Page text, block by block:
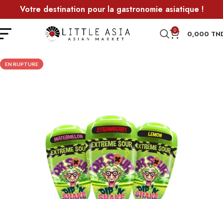
Votre destination pour la gastronomie asiatique !
0 0,000
EN RUPTURE